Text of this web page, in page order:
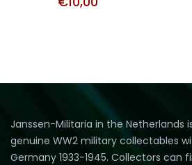
Janssen-Militaria in the Netherlands
genuine WW2 military collectables
Germany 1933-1945. Collectors can